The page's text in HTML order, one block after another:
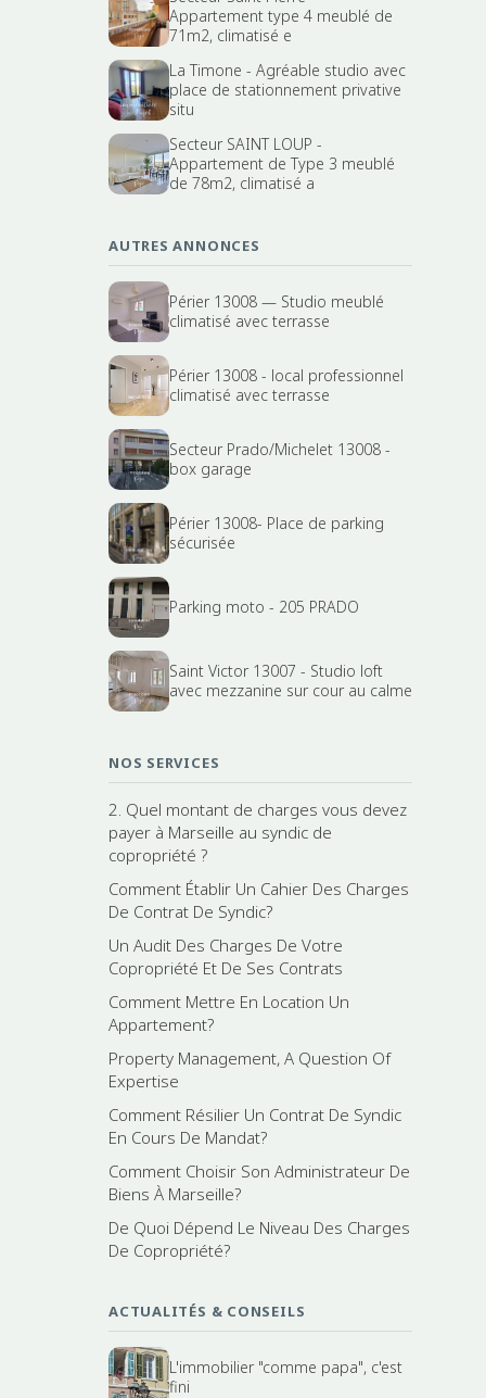
Appartement type 4 meublé de
71m2, climatisé e
La Timone - Agréable studio avec
place de stationnement privative
situ
Secteur SAINT LOUP -
Appartement de Type 3 meublé
de 78m2, climatisé a
AUTRES ANNONCES
Périer 13008 — Studio meublé
climatisé avec terrasse
Périer 13008 - local professionnel
climatisé avec terrasse
Secteur Prado/Michelet 13008 -
box garage
Périer 13008- Place de parking
sécurisée
Parking moto - 205 PRADO
Saint Victor 13007 - Studio loft
avec mezzanine sur cour au calme
NOS SERVICES
2. Quel montant de charges vous devez
payer à Marseille au syndic de
copropriété ?
Comment Établir Un Cahier Des Charges
De Contrat De Syndic?
Un Audit Des Charges De Votre
Copropriété Et De Ses Contrats
Comment Mettre En Location Un
Appartement?
Property Management, A Question Of
Expertise
Comment Résilier Un Contrat De Syndic
En Cours De Mandat?
Comment Choisir Son Administrateur De
Biens À Marseille?
De Quoi Dépend Le Niveau Des Charges
De Copropriété?
ACTUALITÉS & CONSEILS
L'immobilier "comme papa", c'est
fini